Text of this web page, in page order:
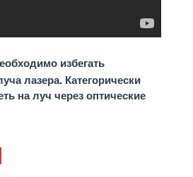
избегать
лазера. Категорически
на луч через оптические